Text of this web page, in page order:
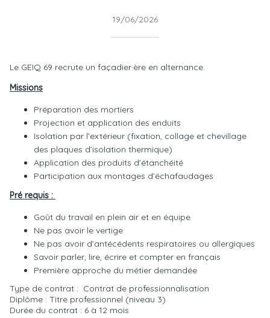
19/06/2026
Le GEIQ 69 recrute un façadier·ère en alternance.
Missions
Préparation des mortiers
Projection et application des enduits
Isolation par l’extérieur (fixation, collage et chevillage
des plaques d’isolation thermique)
Application des produits d’étanchéité
Participation aux montages d’échafaudages
Pré requis :
Goût du travail en plein air et en équipe
Ne pas avoir le vertige
Ne pas avoir d’antécédents respiratoires ou allergiques
Savoir parler, lire, écrire et compter en français
Première approche du métier demandée
Type de contrat : Contrat de professionnalisation
Diplôme : Titre professionnel (niveau 3)
Durée du contrat : 6 à 12 mois